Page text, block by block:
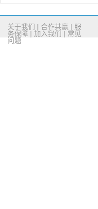
关于我们 | 合作共赢 | 服
务保障 | 加入我们 | 常见
问题